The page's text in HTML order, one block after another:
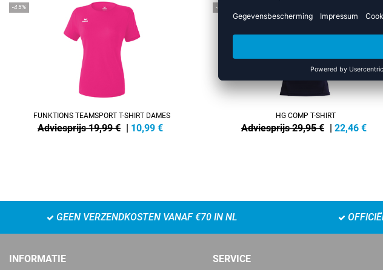
-45%
FUNKTIONS TEAMSPORT T-SHIRT DAMES
Adviesprijs 19,99 € | 10,99 €
-25%
HG COMP T-SHIRT
Adviesprijs 29,95 € | 22,46 €
GEEN VERZENDKOSTEN VANAF €70 IN NL
INFORMATIE
SERVICE